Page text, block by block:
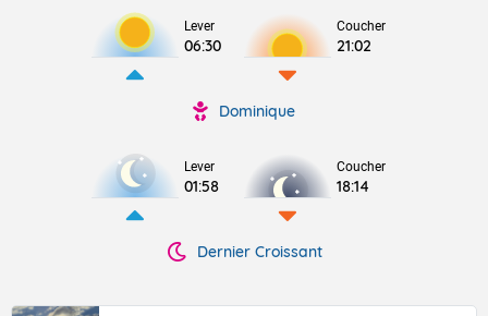
Lever
06:30
Coucher
21:02
Dominique
Lever
01:58
Coucher
18:14
Dernier Croissant